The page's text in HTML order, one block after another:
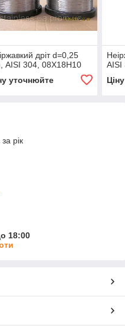
дріт d=0,25
AISI 304, 08Х18Н10
уточнюйте
AISI
рік
18:00